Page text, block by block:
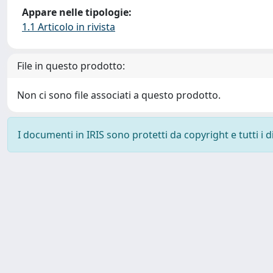
Appare nelle tipologie:
1.1 Articolo in rivista
File in questo prodotto:
Non ci sono file associati a questo prodotto.
I documenti in IRIS sono protetti da copyright e tutti i